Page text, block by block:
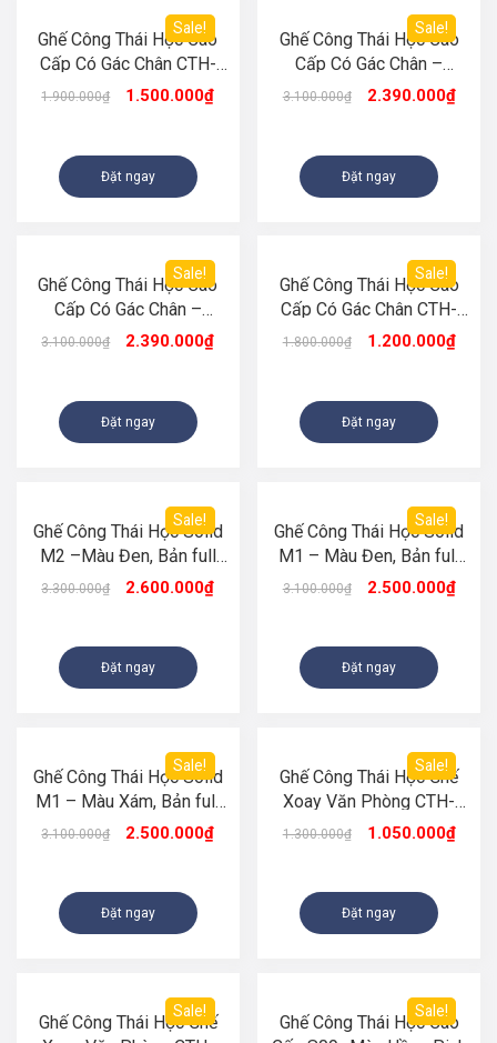
Sale!
Ghế Công Thái Học Cao
Cấp Có Gác Chân CTH-
S899 Màu Xám
1.900.000₫ 1.500.000₫
Đặt ngay
Sale!
Ghế Công Thái Học Cao
Cấp Có Gác Chân –
Dragon K90 (Màu Xám)
3.100.000₫ 2.390.000₫
Đặt ngay
Sale!
Ghế Công Thái Học Cao
Cấp Có Gác Chân –
Dragon K90 (Màu Đen)
3.100.000₫ 2.390.000₫
Đặt ngay
Sale!
Ghế Công Thái Học Cao
Cấp Có Gác Chân CTH-
S06 Màu Trắng
1.800.000₫ 1.200.000₫
Đặt ngay
Sale!
Ghế Công Thái Học Solid
M2 –Màu Đen, Bản full
lưới Maxtric
3.300.000₫ 2.600.000₫
Đặt ngay
Sale!
Ghế Công Thái Học Solid
M1 – Màu Đen, Bản full
lưới Maxtric Thoáng Mát
3.100.000₫ 2.500.000₫
Đặt ngay
Sale!
Ghế Công Thái Học Solid
M1 – Màu Xám, Bản full
lưới Maxtric Thoáng Mát
3.100.000₫ 2.500.000₫
Đặt ngay
Sale!
Ghế Công Thái Học Ghế
Xoay Văn Phòng CTH-
S05 Màu Đen
1.300.000₫ 1.050.000₫
Đặt ngay
Sale!
Ghế Công Thái Học Ghế
Sale!
Ghế Công Thái Học Cao